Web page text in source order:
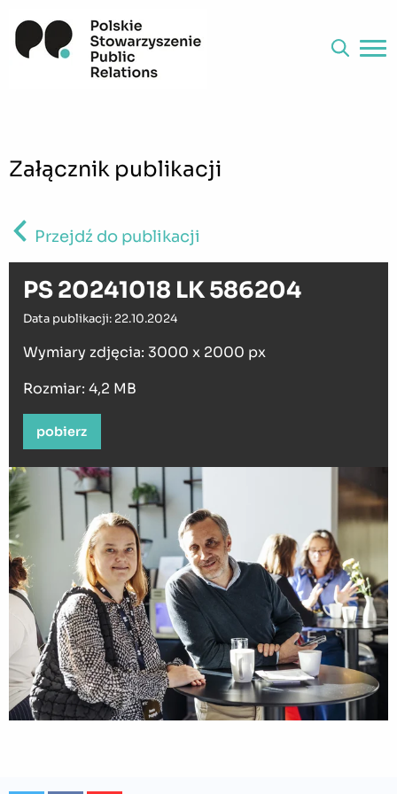
Załącznik publikacji
Przejdź do publikacji
PS 20241018 LK 586204
Data publikacji: 22.10.2024
Wymiary zdjęcia: 3000 x 2000 px
Rozmiar: 4,2 MB
pobierz